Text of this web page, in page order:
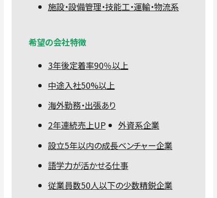
施設・設備管理・技能工・運輸・物流系
希望の会社特徴
3年後定着率90％以上
中途入社50%以上
海外勤務・出張あり
2年連続売上UP
外資系企業
設立5年以内の成長ベンチャー企業
語学力が活かせる仕事
従業員数50人以下の少数精鋭企業